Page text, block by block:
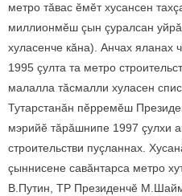
метро тăвас ӗмӗт хусансен
миллионмӗш çын çуралсан
хуласенче кăна). Анчах яланах
1995 çулта та метро
малалла тăсмалли хуласен
Тутарстанăн пӗрремӗш
мэрийӗ тăрăшнипе 1997 çулхи
строительстви пуçланнах.
çыннисене савăнтарса метро
В.Путин, ТР Президенчӗ